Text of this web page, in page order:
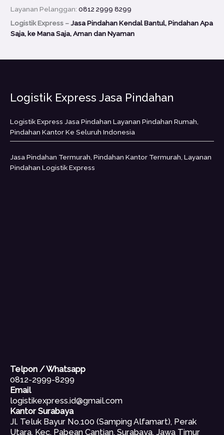
Layanan Pelanggan:0812 2999 8299
Logistik Express –Jasa Pindahan Kendal Bantul, Pindahan Apa
Saja, ke Mana Saja, Aman dan Nyaman
Logistik Express Jasa Pindahan
Logistik Express Jasa Pindahan Layanan Pindahan Rumah,
Pindahan Kantor Ke Seluruh Indonesia
Jasa Pindahan Termurah, Pindahan Kantor Termurah, Layanan
Pindahan Logistik Express
Telpon / Whatsapp
0812-2999-8299
Email
logistikexpress.id@gmail.com
Kantor Surabaya
Jl. Teluk Bayur No.100 (Samping Alfamart), Perak
Utara, Kec. Pabean Cantian, Surabaya, Jawa Timur